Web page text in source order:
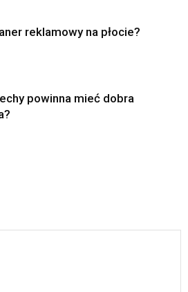
reklamowy na płocie?
powinna mieć dobra